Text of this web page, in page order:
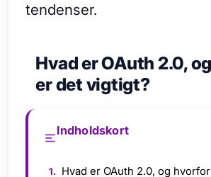
tendenser.
Hvad er OAuth 2.0,
er det vigtigt?
Indholdskort
Hvad er OAuth 2.0, og